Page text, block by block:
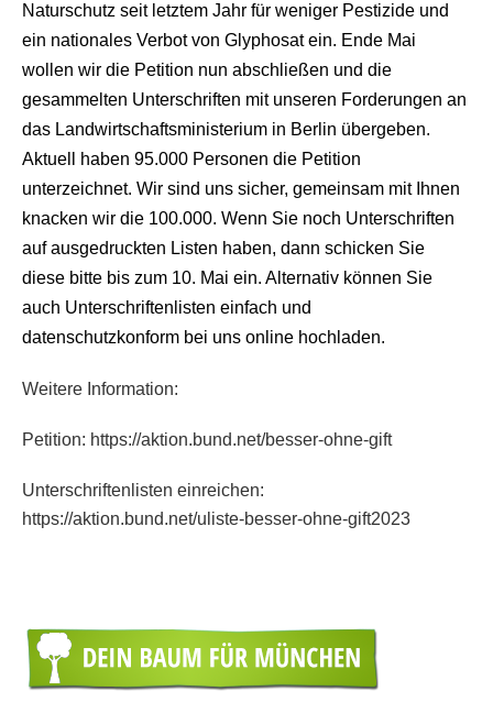
Naturschutz seit letztem Jahr für weniger Pestizide und
ein nationales Verbot von Glyphosat ein. Ende Mai
wollen wir die Petition nun abschließen und die
gesammelten Unterschriften mit unseren Forderungen an
das Landwirtschaftsministerium in Berlin übergeben.
Aktuell haben 95.000 Personen die Petition
unterzeichnet. Wir sind uns sicher, gemeinsam mit Ihnen
knacken wir die 100.000. Wenn Sie noch Unterschriften
auf ausgedruckten Listen haben, dann schicken Sie
diese bitte bis zum 10. Mai ein. Alternativ können Sie
auch Unterschriftenlisten einfach und
datenschutzkonform bei uns online hochladen.
Weitere Information:
Petition: https://aktion.bund.net/besser-ohne-gift
Unterschriftenlisten einreichen:
https://aktion.bund.net/uliste-besser-ohne-gift2023